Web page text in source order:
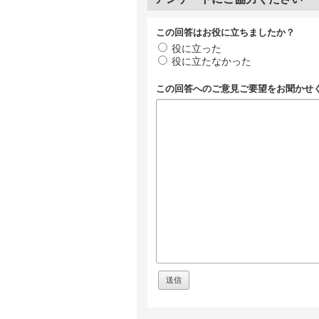
この回答はお役に立ちましたか？
役に立った
役に立たなかった
この回答へのご意見ご要望をお聞かせ